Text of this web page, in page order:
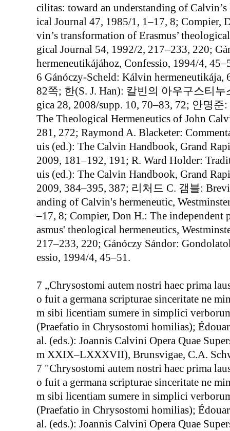
cilitas: toward an understanding of
ical Journal 47, 1985/1, 1–17, 8; Compier,
vin’s transformation of Erasmus’
gical Journal 54, 1992/2, 217–233, 220;
hermeneutikájához, Confessio, 1994/4,
6 Gánóczy-Scheld: Kálvin
82쪽; 한(S. J. Han): 칼빈의 아우구스티
gica 28, 2008/supp. 10, 70–83, 72; 안명준
The Theological Hermeneutics of John
281, 272; Raymond A. Blacketer:
uis (ed.): The Calvin Handbook, Grand
2009, 181–192, 191; R. Ward Holder:
uis (ed.): The Calvin Handbook, Grand
2009, 384–395, 387; 리처드 C. 갬블:
anding of Calvin's hermeneutic,
–17, 8; Compier, Don H.: The
asmus' theological hermeneutics,
217–233, 220; Gánóczy Sándor:
essio, 1994/4, 45–51.
7 „Chrysostomi autem nostri haec prima
o fuit a germana scripturae sinceritate ne
m sibi licentiam sumere in simplici
(Praefatio in Chrysostomi homilias);
al. (eds.): Joannis Calvini Opera Quae
m XXIX–LXXXVII), Brunsvigae, C.A.
7 "Chrysostomi autem nostri haec prima
o fuit a germana scripturae sinceritate ne
m sibi licentiam sumere in simplici
(Praefatio in Chrysostomi homilias);
al. (eds.): Joannis Calvini Opera Quae